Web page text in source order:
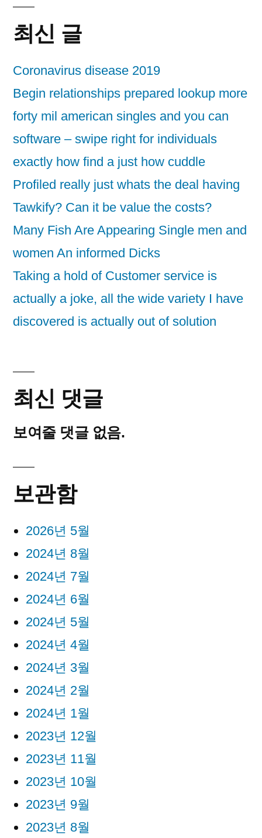
최신 글
Coronavirus disease 2019
Begin relationships prepared lookup more
forty mil american singles and you can
software – swipe right for individuals
exactly how find a just how cuddle
Profiled really just whats the deal having
Tawkify? Can it be value the costs?
Many Fish Are Appearing Single men and
women An informed Dicks
Taking a hold of Customer service is
actually a joke, all the wide variety I have
discovered is actually out of solution
최신 댓글
보여줄 댓글 없음.
보관함
2026년 5월
2024년 8월
2024년 7월
2024년 6월
2024년 5월
2024년 4월
2024년 3월
2024년 2월
2024년 1월
2023년 12월
2023년 11월
2023년 10월
2023년 9월
2023년 8월